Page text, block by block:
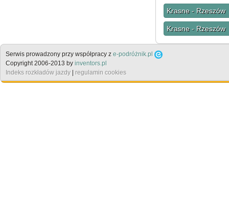
Krasne - Rzeszów
Krasne - Rzeszów
Serwis prowadzony przy współpracy z e-podróżnik.pl
Copyright 2006-2013 by inventors.pl
Indeks rozkładów jazdy
regulamin cookies